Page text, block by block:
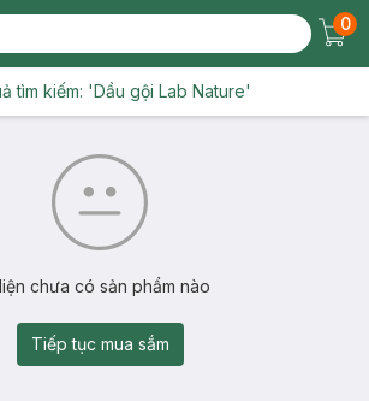
0
tìm kiếm: 'Dầu gội Lab Nature'
chưa có sản phẩm nào
Tiếp tục mua sắm